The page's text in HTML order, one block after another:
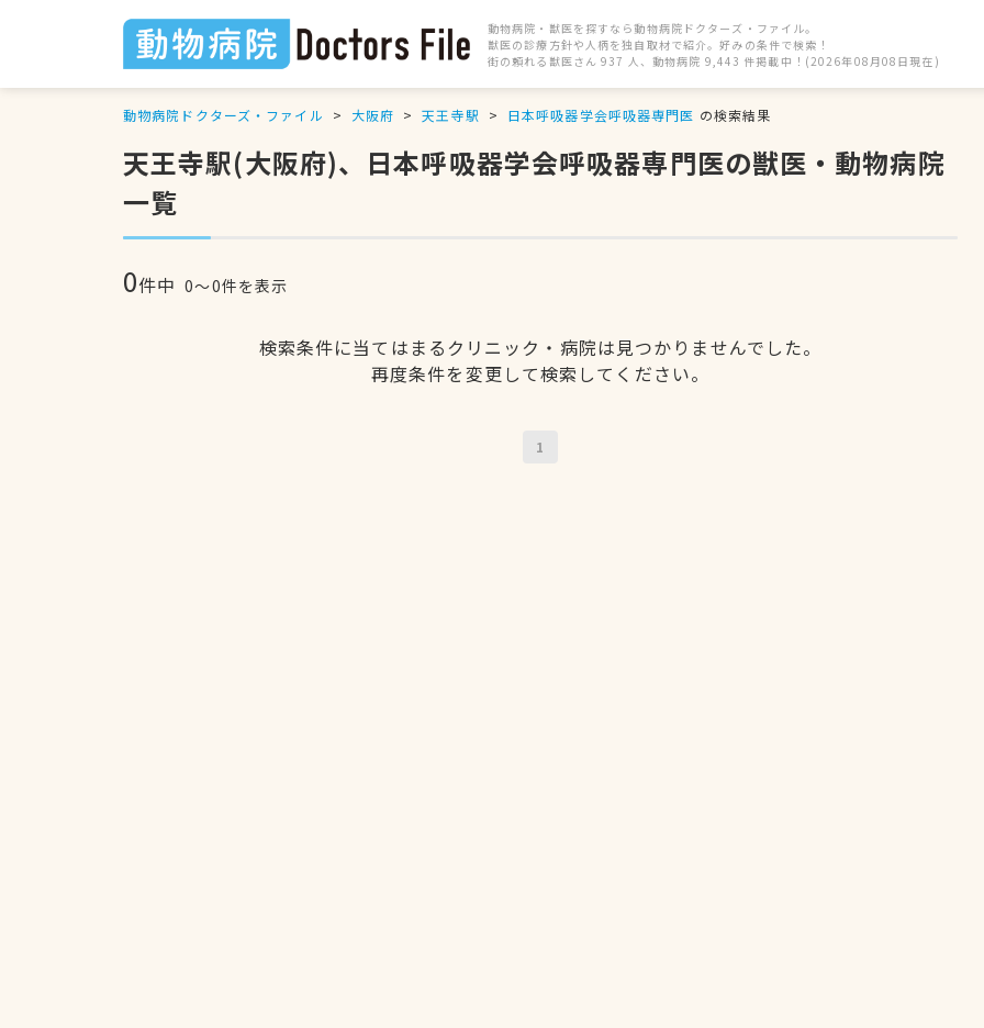
動物病院・獣医を探すなら動物病院ドクターズ・ファイル。
獣医の診療方針や人柄を独自取材で紹介。好みの条件で検索！
街の頼れる獣医さん 937 人、動物病院 9,443 件掲載中！(2026年08月08日現在)
動物病院ドクターズ・ファイル 大阪府 天王寺駅 日本呼吸器学会呼吸器専門医 の検索結果
天王寺駅(大阪府)、日本呼吸器学会呼吸器専門医の獣医・動物病院
一覧
0件中 0〜0件を表示
検索条件に当てはまるクリニック・病院は見つかりませんでした。
再度条件を変更して検索してください。
1